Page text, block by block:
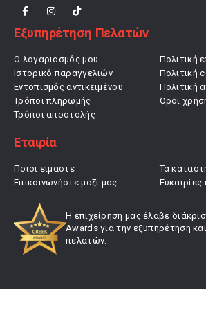
Εξυπηρέτηση Πελατών
Ο λογαριασμός μου
Ιστορικό παραγγελιών
Εντοπισμός αντικειμένου
Τρόποι πληρωμής
Τρόποι αποστολής
Πολιτική
Πολιτική
Πολιτική
Όροι
Εταιρία
Ποιοι είμαστε
Επικοινωνήστε μαζί μας
Τα
Η επιχείρηση μας έλαβε
Awards για την εξυπηρέτηση
πελατών.